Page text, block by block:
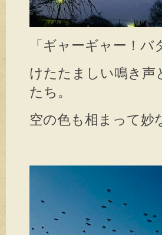
「ギャーギャー！バ
けたたましい鳴き声
たち。
空の色も相まって妙